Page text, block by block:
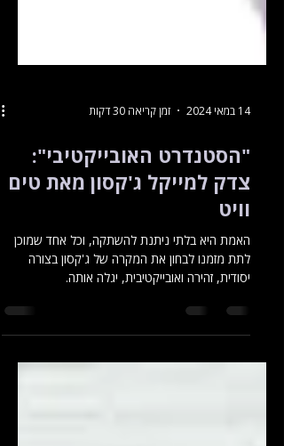
14 במאי 2024 זמן קריאה 30 דקות
"הסטנדרט האובייקטיבי":
צדק למייקל ג'קסון מאת טים
וויט
האמת היא בלתי ניתנת להשתקה, וכל אחד שמוכן
יסודית, זהירה ואובייקטיבית, יגלה אותה.